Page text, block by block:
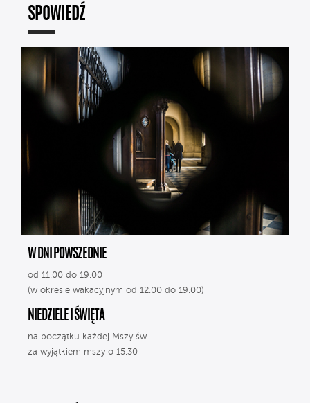
SPOWIEDŹ
W DNI POWSZEDNIE
od 11.00 do 19.00
(w okresie wakacyjnym od 12.00 do 19.00)
NIEDZIELE I ŚWIĘTA
na początku każdej Mszy św.
za wyjątkiem mszy o 15.30